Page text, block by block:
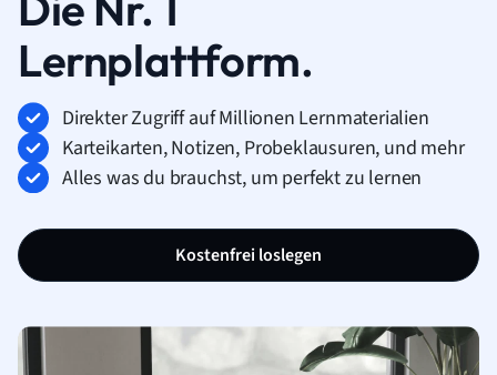
Lernplattform.
Direkter Zugriff auf Millionen Lernmaterialien
Karteikarten, Notizen, Probeklausuren, und mehr
Alles was du brauchst, um perfekt zu lernen
Kostenfrei loslegen